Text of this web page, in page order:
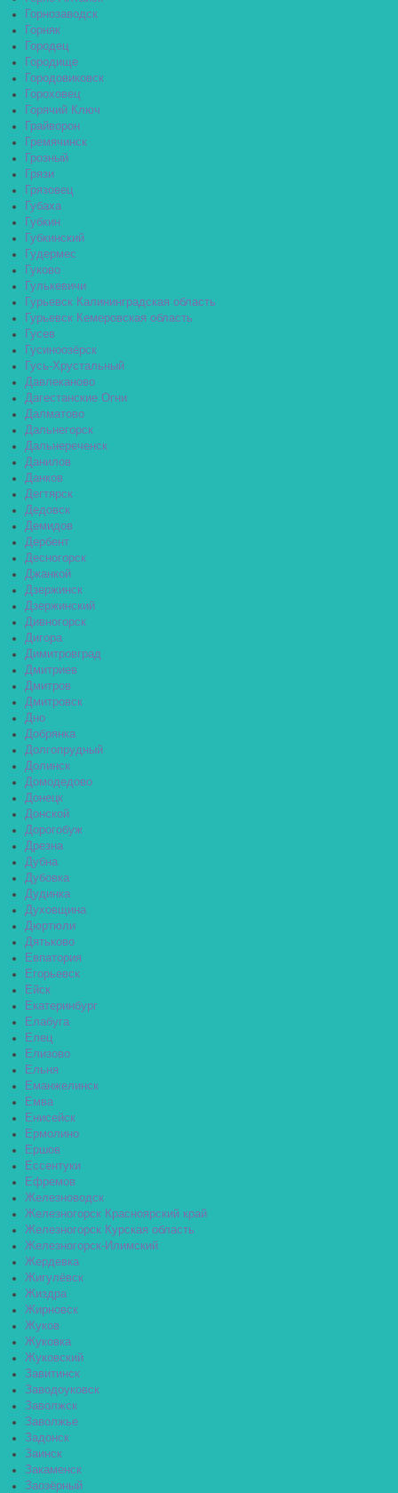
Горнозаводск
Горняк
Городец
Городище
Городовиковск
Гороховец
Горячий Ключ
Грайворон
Гремячинск
Грозный
Грязи
Грязовец
Губаха
Губкин
Губкинский
Гудермес
Гуково
Гулькевичи
Гурьевск Калининградская область
Гурьевск Кемеровская область
Гусев
Гусиноозёрск
Гусь-Хрустальный
Давлеканово
Дагестанские Огни
Далматово
Дальнегорск
Дальнереченск
Данилов
Данков
Дегтярск
Дедовск
Демидов
Дербент
Десногорск
Джанкой
Дзержинск
Дзержинский
Дивногорск
Дигора
Димитровград
Дмитриев
Дмитров
Дмитровск
Дно
Добрянка
Долгопрудный
Долинск
Домодедово
Донецк
Донской
Дорогобуж
Дрезна
Дубна
Дубовка
Дудинка
Духовщина
Дюртюли
Дятьково
Евпатория
Егорьевск
Ейск
Екатеринбург
Елабуга
Елец
Елизово
Ельня
Еманжелинск
Емва
Енисейск
Ермолино
Ершов
Ессентуки
Ефремов
Железноводск
Железногорск Красноярский край
Железногорск Курская область
Железногорск-Илимский
Жердевка
Жигулёвск
Жиздра
Жирновск
Жуков
Жуковка
Жуковский
Завитинск
Заводоуковск
Заволжск
Заволжье
Задонск
Заинск
Закаменск
Заозёрный